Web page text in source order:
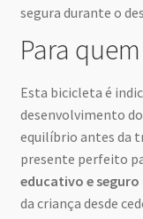
segura durante o
Para
Esta bicicleta é
desenvolvimento
equilíbrio antes da
presente perfeito
educativo e seguro
da criança desde